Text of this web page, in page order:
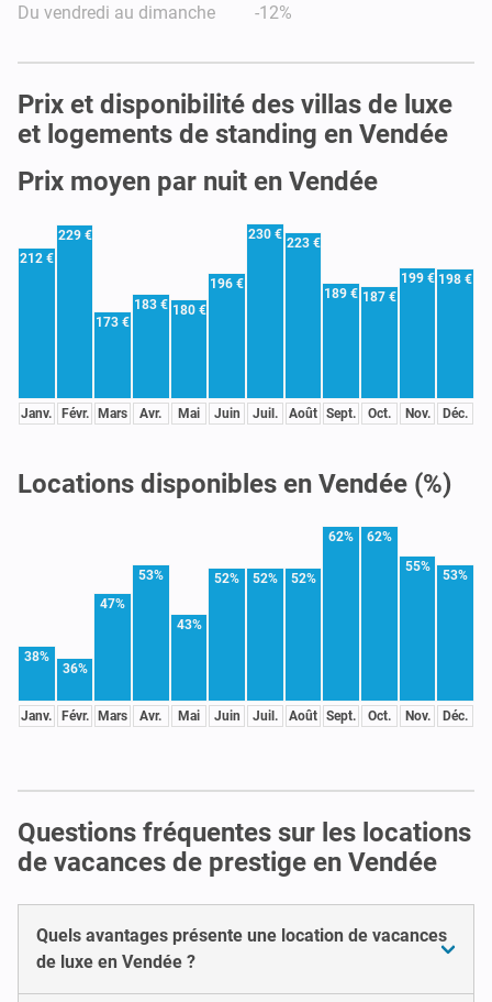
Du vendredi au dimanche -12%
Prix et disponibilité des villas de luxe
et logements de standing en Vendée
Prix moyen par nuit en Vendée
212 €
Janv.
229 €
Févr.
173 €
Mars
183 €
Avr.
180 €
Mai
196 €
Juin
230 €
Juil.
223 €
Août
189 €
Sept.
187 €
Oct.
199 €
Nov.
198 €
Déc.
Locations disponibles en Vendée (%)
38%
Janv.
36%
Févr.
47%
Mars
53%
Avr.
43%
Mai
52%
Juin
52%
Juil.
52%
Août
62%
Sept.
62%
Oct.
55%
Nov.
53%
Déc.
Questions fréquentes sur les locations
de vacances de prestige en Vendée
Quels avantages présente une location de vacances
de luxe en Vendée ?